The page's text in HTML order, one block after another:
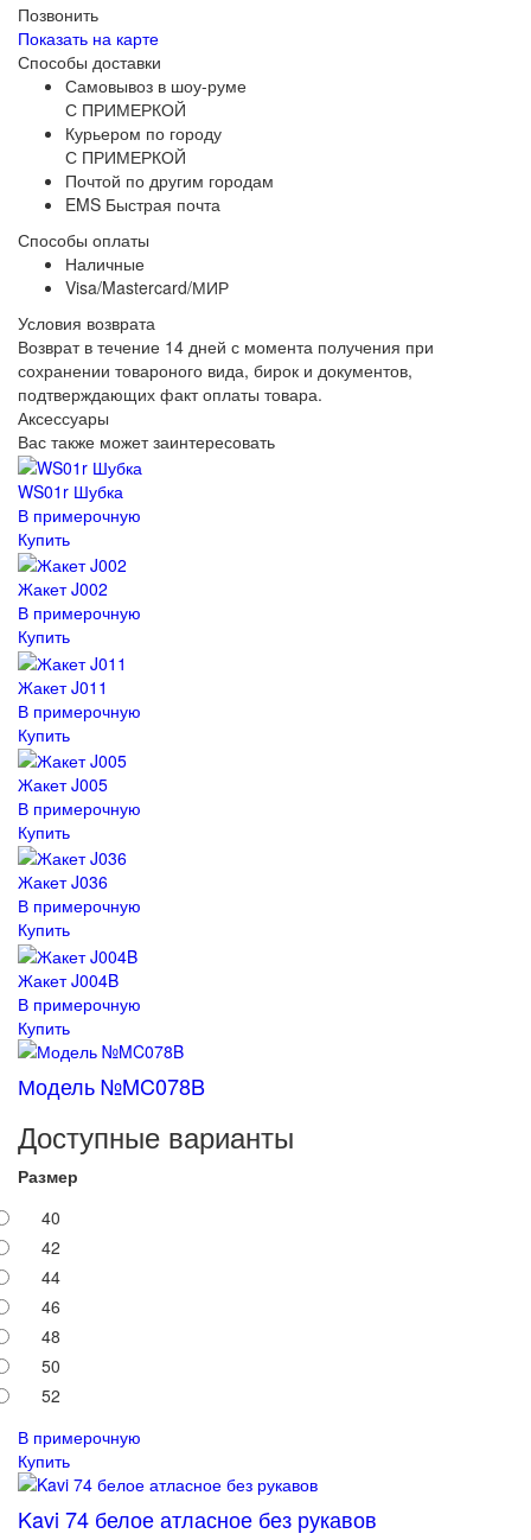
Позвонить
Показать на карте
Способы доставки
Самовывоз в шоу-руме
С ПРИМЕРКОЙ
Курьером по городу
С ПРИМЕРКОЙ
Почтой по другим городам
EMS Быстрая почта
Способы оплаты
Наличные
Visa/Mastercard/МИР
Условия возврата
Возврат в течение 14 дней с момента получения при
сохранении товароного вида, бирок и документов,
подтверждающих факт оплаты товара.
Аксессуары
Вас также может заинтересовать
WS01r Шубка
В примерочную
Купить
Жакет J002
В примерочную
Купить
Жакет J011
В примерочную
Купить
Жакет J005
В примерочную
Купить
Жакет J036
В примерочную
Купить
Жакет J004B
В примерочную
Купить
Модель №MC078B
Доступные варианты
Размер
40
42
44
46
48
50
52
В примерочную
Купить
Kavi 74 белое атласное без рукавов